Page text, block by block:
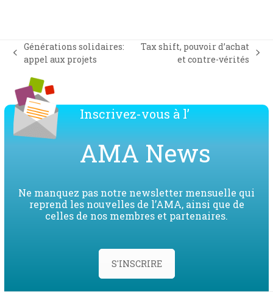
previous
Générations solidaires:
appel aux projets
Tax shift, pouvoir d’achat
et contre-vérités
Inscrivez-vous à l’
AMA News
Ne manquez pas notre newsletter mensuelle qui
reprend les nouvelles de l’AMA, ainsi que de
celles de nos membres et partenaires.
S'INSCRIRE